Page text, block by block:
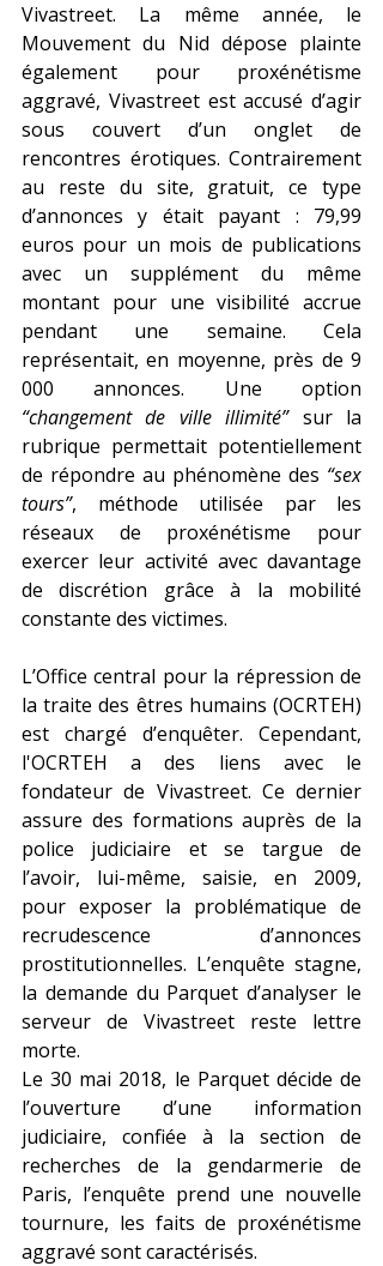
Vivastreet. La même année, le
Mouvement du Nid dépose plainte
également pour proxénétisme
aggravé, Vivastreet est accusé d’agir
sous couvert d’un onglet de
rencontres érotiques. Contrairement
au reste du site, gratuit, ce type
d’annonces y était payant : 79,99
euros pour un mois de publications
avec un supplément du même
montant pour une visibilité accrue
pendant une semaine. Cela
représentait, en moyenne, près de 9
“changement de ville illimité” sur la
rubrique permettait potentiellement
de répondre au phénomène des “sex
tours”, méthode utilisée par les
réseaux de proxénétisme pour
exercer leur activité avec davantage
de discrétion grâce à la mobilité
constante des victimes.
L’Office central pour la répression de
la traite des êtres humains (OCRTEH)
est chargé d’enquêter. Cependant,
l'OCRTEH a des liens avec le
fondateur de Vivastreet. Ce dernier
assure des formations auprès de la
police judiciaire et se targue de
l’avoir, lui-même, saisie, en 2009,
pour exposer la problématique de
recrudescence d’annonces
prostitutionnelles. L’enquête stagne,
la demande du Parquet d’analyser le
serveur de Vivastreet reste lettre
morte.
Le 30 mai 2018, le Parquet décide de
l’ouverture d’une information
judiciaire, confiée à la section de
recherches de la gendarmerie de
Paris, l’enquête prend une nouvelle
tournure, les faits de proxénétisme
aggravé sont caractérisés.